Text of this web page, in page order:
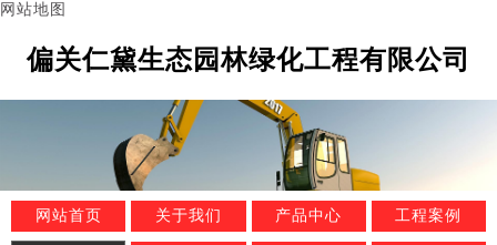
网站地图
偏关仁黛生态园林绿化工程有限公司
网站首页 关于我们 产品中心 工程案例